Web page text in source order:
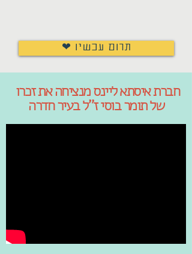
❤ תרום עכשיו
חברת איסתא ליינס מנציחה את זכרו
של תומר בוסי ז"ל בעיר חדרה